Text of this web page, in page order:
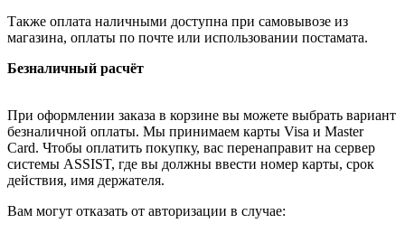
Также оплата наличными доступна при самовывозе из
магазина, оплаты по почте или использовании постамата.
Безналичный расчёт
При оформлении заказа в корзине вы можете выбрать вариант
безналичной оплаты. Мы принимаем карты Visa и Master
Card. Чтобы оплатить покупку, вас перенаправит на сервер
системы ASSIST, где вы должны ввести номер карты, срок
действия, имя держателя.
Вам могут отказать от авторизации в случае: